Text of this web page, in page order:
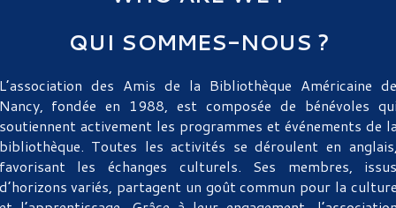
QUI SOMMES-NOUS ?
des Amis de la Bibliothèque Américaine
fondée en 1988, est composée de bénévoles
activement les programmes et événements de
Toutes les activités se déroulent en
les échanges culturels. Ses membres,
variés, partagent un goût commun pour la